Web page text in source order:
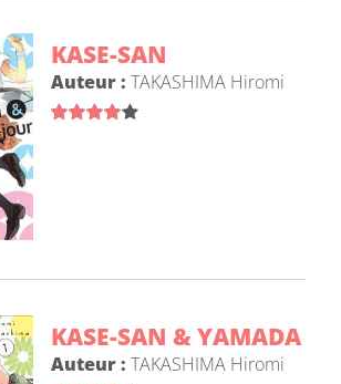
KASE-SAN
Auteur : TAKASHIMA Hiromi
KASE-SAN & YAMADA
Auteur : TAKASHIMA Hiromi